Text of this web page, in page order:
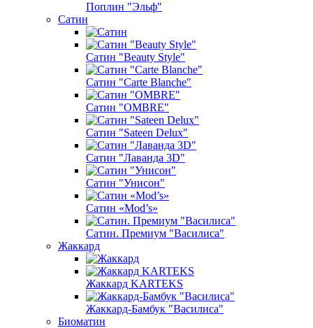
Поплин "Эльф"
Сатин
Сатин "Beauty Style"
Сатин "Carte Blanche"
Сатин "OMBRE"
Сатин "Sateen Delux"
Сатин "Лаванда 3D"
Сатин "Унисон"
Сатин «Mod’s»
Сатин. Премиум "Василиса"
Жаккард
Жаккард KARTEKS
Жаккард-Бамбук "Василиса"
Биоматин